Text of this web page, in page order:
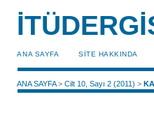
ANA SAYFA SİTE HAKKINDA
ANA SAYFA>Cilt 10, Sayı 2 (2011) >